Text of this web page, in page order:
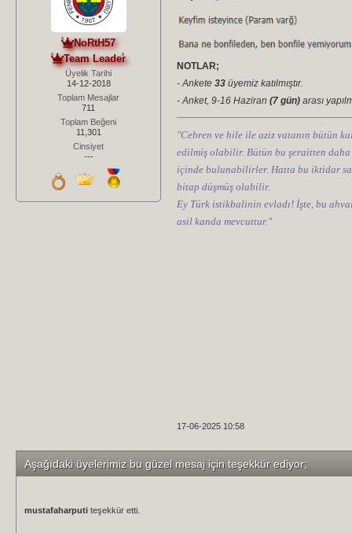
NoRtH57
Team Leader
Üyelik Tarihi
14-12-2018
Toplam Mesajlar
711
Toplam Beğeni
11,301
Cinsiyet
---
NOTLAR;
- Ankete 33 üyemiz katılmıştır.
- Anket, 9-16 Haziran (7 gün) arası
"Cebren ve hile ile aziz vatanın bütün
edilmiş olabilir. Bütün bu şeraitten
içinde bulunabilirler. Hatta bu iktidar
bitap düşmüş olabilir.
Ey Türk istikbalinin evladı! İşte, bu
asil kanda mevcuttur."
17-06-2025 10:58
Aşağıdaki üyelerimiz bu güzel mesaj için teşekkür ediyor;
mustafaharputi teşekkür etti.